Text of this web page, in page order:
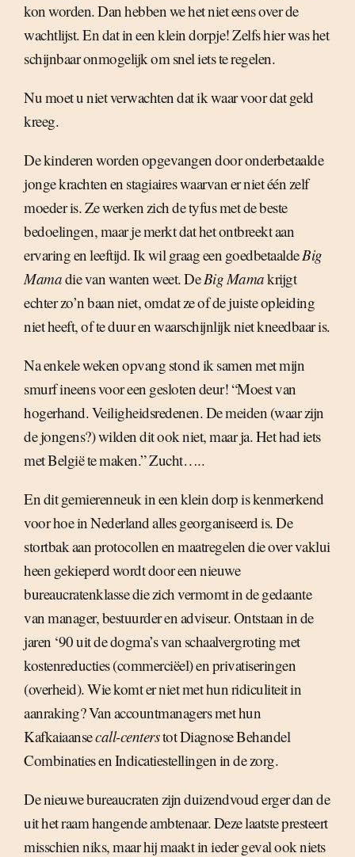
kon worden. Dan hebben we het niet eens over de
wachtlijst. En dat in een klein dorpje! Zelfs hier was het
schijnbaar onmogelijk om snel iets te regelen.
Nu moet u niet verwachten dat ik waar voor dat geld
kreeg.
De kinderen worden opgevangen door onderbetaalde
jonge krachten en stagiaires waarvan er niet één zelf
moeder is. Ze werken zich de tyfus met de beste
bedoelingen, maar je merkt dat het ontbreekt aan
ervaring en leeftijd. Ik wil graag een goedbetaaldeBig
Mamadie van wanten weet. DeBig Mamakrijgt
echter zo’n baan niet, omdat ze of de juiste opleiding
niet heeft, of te duur en waarschijnlijk niet kneedbaar is.
Na enkele weken opvang stond ik samen met mijn
smurf ineens voor een gesloten deur! “Moest van
hogerhand. Veiligheidsredenen. De meiden (waar zijn
de jongens?) wilden dit ook niet, maar ja. Het had iets
met België te maken.” Zucht…..
En dit gemierenneuk in een klein dorp is kenmerkend
voor hoe in Nederland alles georganiseerd is. De
stortbak aan protocollen en maatregelen die over vaklui
heen gekieperd wordt door een nieuwe
bureaucratenklasse die zich vermomt in de gedaante
van manager, bestuurder en adviseur. Ontstaan in de
jaren ‘90 uit de dogma’s van schaalvergroting met
kostenreducties (commerciëel) en privatiseringen
(overheid). Wie komt er niet met hun ridiculiteit in
aanraking? Van accountmanagers met hun
Kafkaiaansecall-centerstot Diagnose Behandel
Combinaties en Indicatiestellingen in de zorg.
De nieuwe bureaucraten zijn duizendvoud erger dan de
uit het raam hangende ambtenaar. Deze laatste presteert
misschien niks, maar hij maakt in ieder geval ook niets